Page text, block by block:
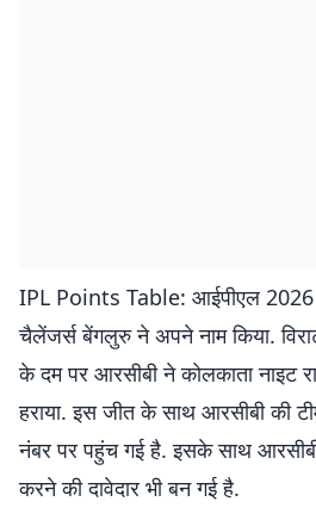
IPL Points Table: आईपीएल 2026
चैलेंजर्स बेंगलुरु ने अपने नाम किया.
के दम पर आरसीबी ने कोलकाता नाइट
हराया. इस जीत के साथ आरसीबी की
नंबर पर पहुंच गई है. इसके साथ
करने की दावेदार भी बन गई है.